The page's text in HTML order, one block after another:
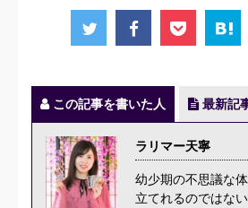
この記事を書いた人 最新記
ラリマー天寧
幼少期の不思議な
立てれるのではな